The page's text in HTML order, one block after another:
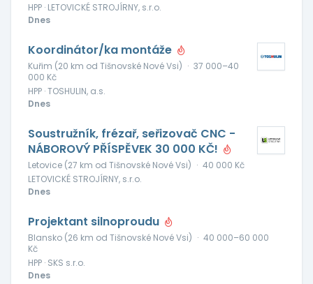
HPP · LETOVICKÉ STROJÍRNY, s.r.o.
Dnes
Koordinátor/ka montáže
Kuřim (20 km od Tišnovské Nové Vsi) · 37 000–40
000 Kč
HPP · TOSHULIN, a.s.
Dnes
Soustružník, frézař, seřizovač CNC -
NÁBOROVÝ PŘÍSPĚVEK 30 000 KČ!
Letovice (27 km od Tišnovské Nové Vsi) · 40 000 Kč
LETOVICKÉ STROJÍRNY, s.r.o.
Dnes
Projektant silnoproudu
Blansko (26 km od Tišnovské Nové Vsi) · 40 000–60 000
Kč
HPP · SKS s.r.o.
Dnes